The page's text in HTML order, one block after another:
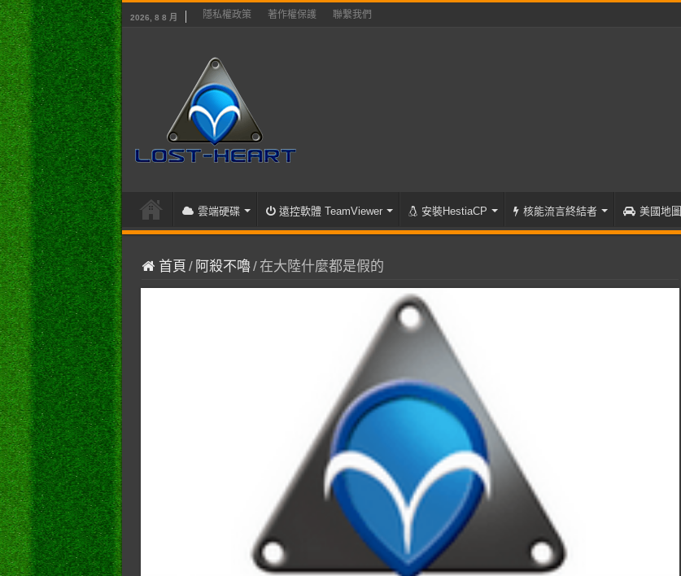
2026, 8 8 月 隱私權政策 著作權保護 聯繫我們
雲端硬碟 遠控軟體 TeamViewer 安裝HestiaCP 核能流言終結者 美國地圖
首頁 / 阿殺不嚕/ 在大陸什麼都是假的